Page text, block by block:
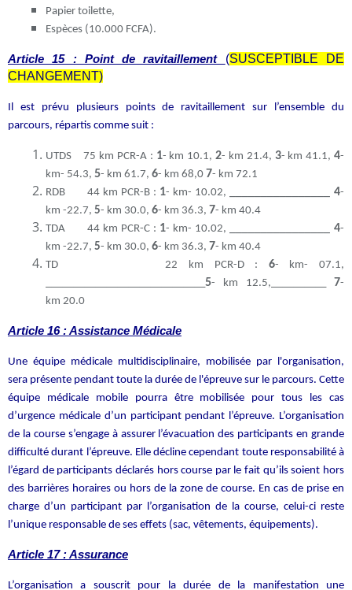
Papier toilette,
Espèces (10.000 FCFA).
Article 15 : Point de ravitaillement (SUSCEPTIBLE DE
CHANGEMENT)
Il est prévu plusieurs points de ravitaillement sur l’ensemble du
parcours, répartis comme suit :
UTDS 75 km PCR-A : 1- km 10.1,2- km 21.4, 3- km 41.1,4-
km- 54.3, 5- km 61.7, 6- km 68,0 7- km 72.1
RDB 44 km PCR-B : 1- km- 10.02, 4-
km -22.7, 5- km 30.0, 6- km 36.3, 7- km 40.4
TDA 44 km PCR-C : 1- km- 10.02, 4-
km -22.7, 5- km 30.0, 6- km 36.3, 7- km 40.4
TD 22 km PCR-D : 6- km- 07.1,
5- km 12.5,__________ 7-
km 20.0
Article 16 : Assistance Médicale
Une équipe médicale multidisciplinaire, mobilisée par l'organisation,
sera présente pendant toute la durée de l'épreuve sur le parcours. Cette
équipe médicale mobile pourra être mobilisée pour tous les cas
d’urgence médicale d’un participant pendant l’épreuve. L’organisation
de la course s’engage à assurer l’évacuation des participants en grande
difficulté durant l’épreuve. Elle décline cependant toute responsabilité à
l’égard de participants déclarés hors course par le fait qu’ils soient hors
des barrières horaires ou hors de la zone de course. En cas de prise en
charge d’un participant par l’organisation de la course, celui-ci reste
l’unique responsable de ses effets (sac, vêtements, équipements).
Article 17 : Assurance
L’organisation a souscrit pour la durée de la manifestation une